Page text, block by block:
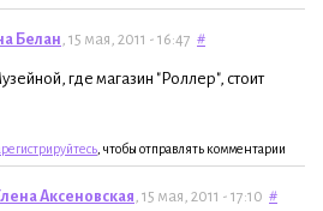
Белан, 15 мая, 2011 - 16:47 #
где магазин "Роллер", стоит
, чтобы отправлять комментарии
Аксеновская, 15 мая, 2011 - 17:10 #